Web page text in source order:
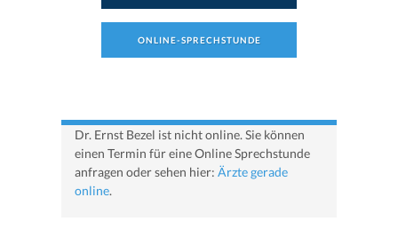
ONLINE-SPRECHSTUNDE
Dr. Ernst Bezel ist nicht online. Sie können
einen Termin für eine Online Sprechstunde
anfragen oder sehen hier: Ärzte gerade
online.